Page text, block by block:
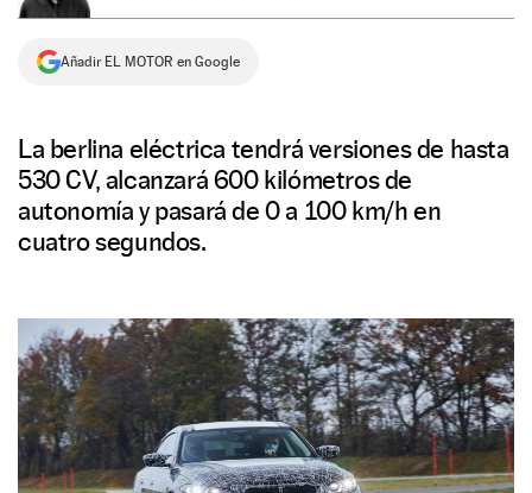
Añadir EL MOTOR en Google
La berlina eléctrica tendrá versiones de hasta
530 CV, alcanzará 600 kilómetros de
autonomía y pasará de 0 a 100 km/h en
cuatro segundos.